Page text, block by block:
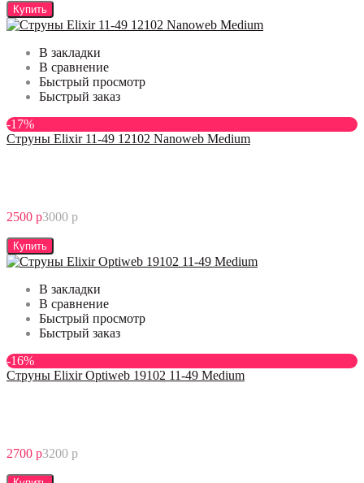
Купить
В закладки
В сравнение
Быстрый просмотр
Быстрый заказ
-17%
Струны Elixir 11-49 12102 Nanoweb Medium
2500 р3000 р
Купить
В закладки
В сравнение
Быстрый просмотр
Быстрый заказ
-16%
Струны Elixir Optiweb 19102 11-49 Medium
2700 р3200 р